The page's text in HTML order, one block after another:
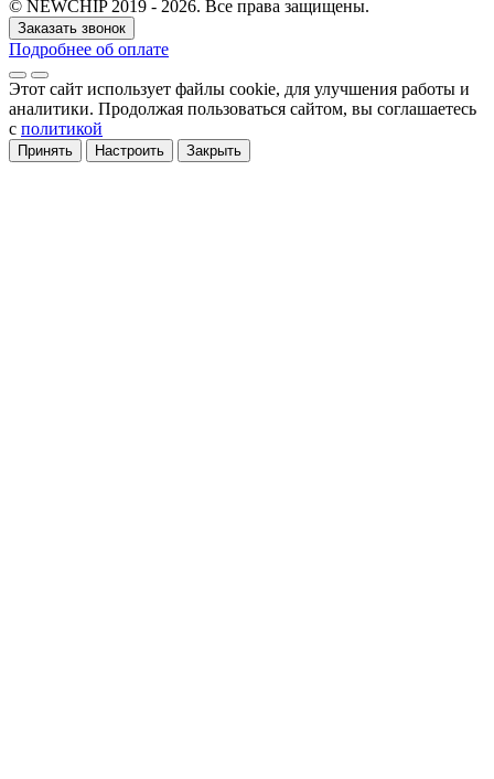
© NEWCHIP 2019 - 2026. Все права защищены.
Заказать звонок
Подробнее об оплате
Этот сайт использует файлы cookie, для улучшения работы и
аналитики. Продолжая пользоваться сайтом, вы соглашаетесь
с политикой
Принять Настроить Закрыть